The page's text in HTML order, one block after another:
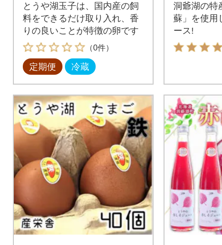
とうや湖玉子は、国内産の飼
料をできるだけ取り入れ、香
りの良いことが特徴の卵です
（0件）
定期便 冷蔵
洞爺湖の特
蘇」を使用
ース!